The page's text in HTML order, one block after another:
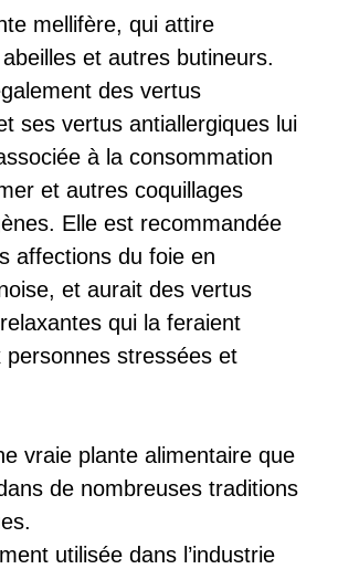
mellifère, qui attire
et autres butineurs.
des vertus
ses vertus antiallergiques lui
à la consommation
et autres coquillages
Elle est recommandée
affections du foie en
et aurait des vertus
qui la feraient
personnes stressées et
vraie plante alimentaire que
de nombreuses traditions
utilisée dans l’industrie